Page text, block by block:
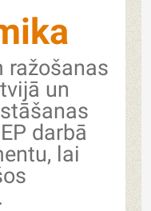
ražošanas
un
darbā
lai